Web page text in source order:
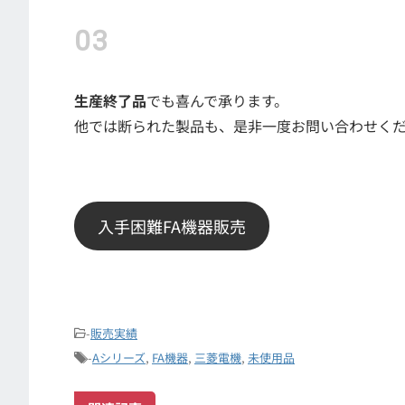
生産終了品でも喜んで承ります。
他では断られた製品も、是非一度お問い合わせく
入手困難FA機器販売
-販売実績
-Aシリーズ, FA機器, 三菱電機, 未使用品